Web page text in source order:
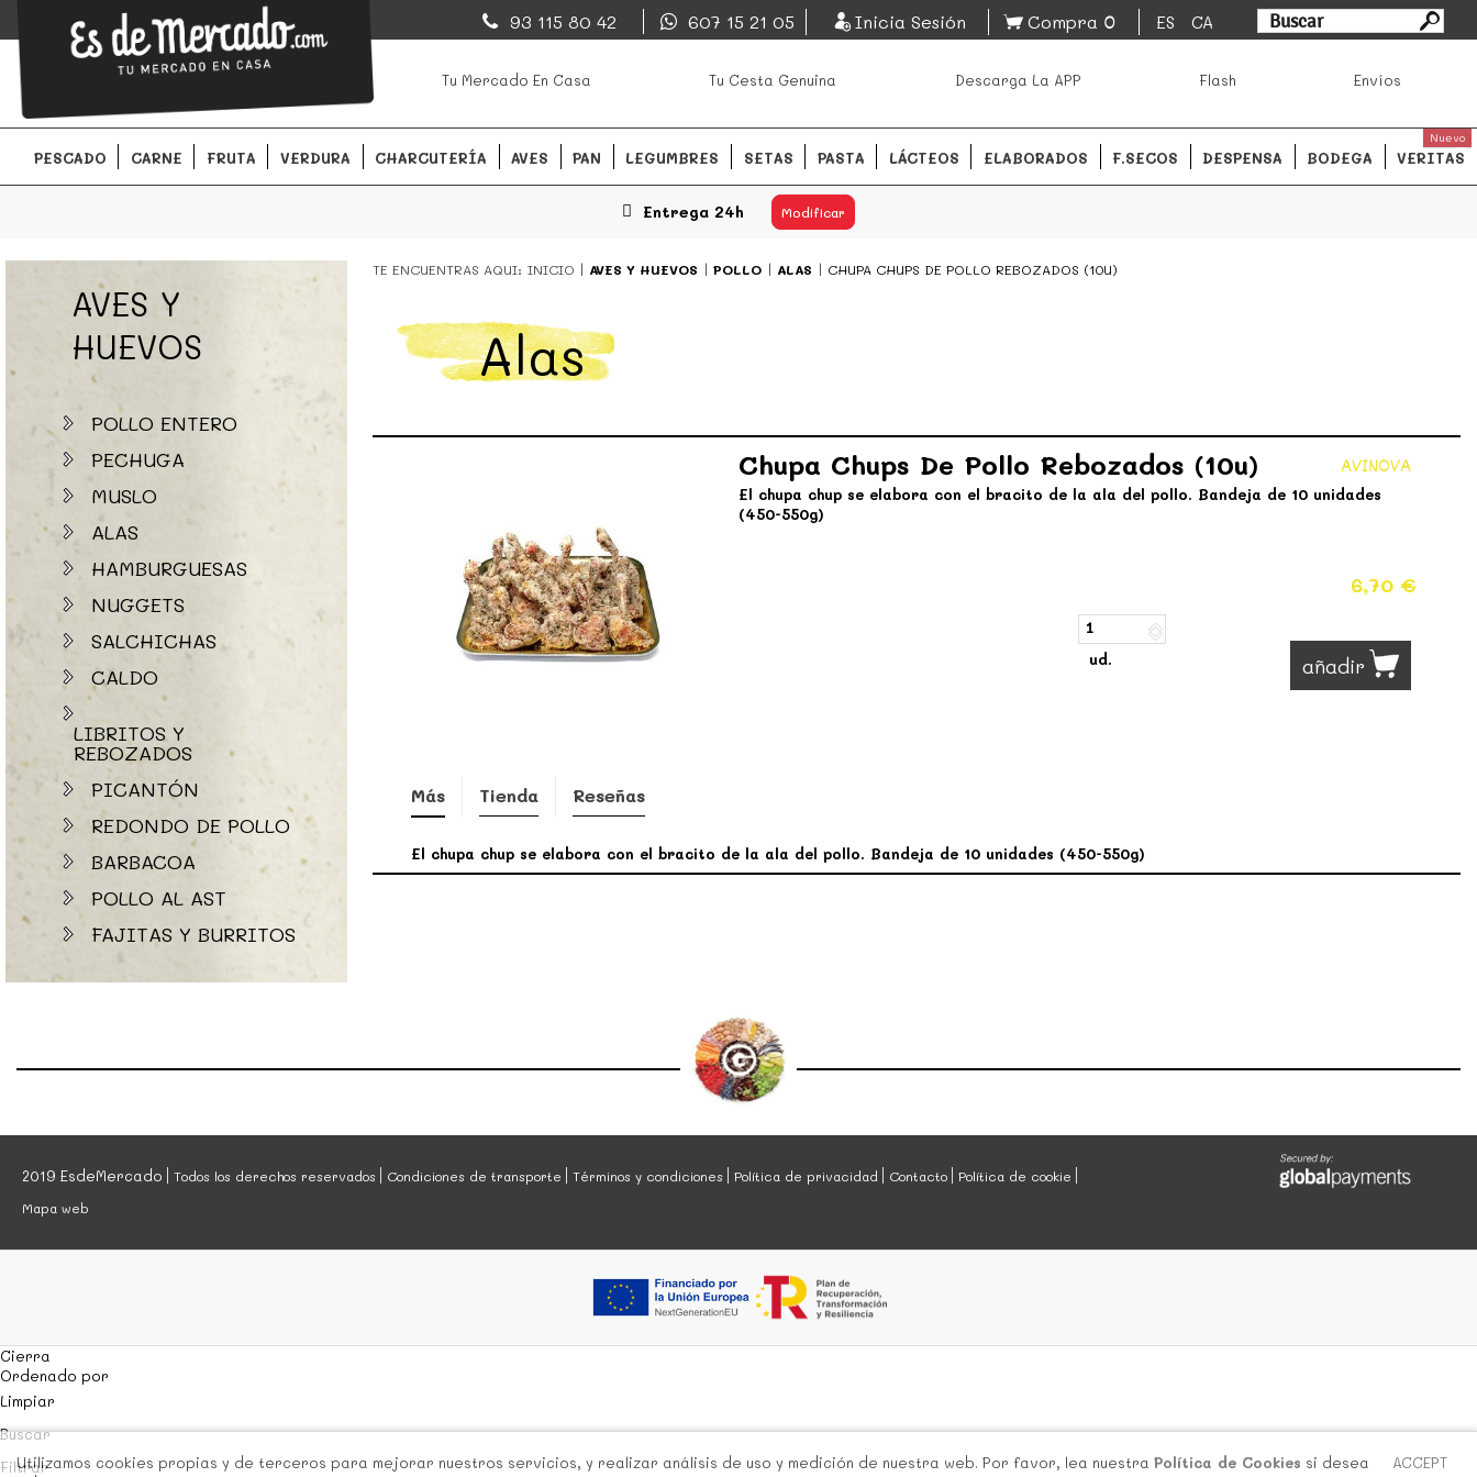
EsDeMercado.com
EsDeMercado.comte lleva a casa los mejores productos de los mejores mercados de
Barcelona y de productores locales.
EsDeMercado.com
Barcelona y de productores locales.
93 115 80 42 607 15 21 05 Inicia Sesión Compra 0 ES CA
Tu Mercado En Casa Tu Cesta Genuina Descarga La APP Flash Envíos
PESCADO CARNE FRUTA VERDURA CHARCUTERÍA AVES PAN LEGUMBRES SETAS PASTA LÁCTEOS ELABORADOS F.SECOS DESPENSA BODEGA VERITAS
Nuevo
Entrega 24h Modificar
AVES Y
HUEVOS
POLLO ENTERO
PECHUGA
MUSLO
ALAS
HAMBURGUESAS
NUGGETS
SALCHICHAS
CALDO
LIBRITOS Y
REBOZADOS
PICANTÓN
REDONDO DE POLLO
BARBACOA
POLLO AL AST
FAJITAS Y BURRITOS
TE ENCUENTRAS AQUI: INICIO AVES Y HUEVOS POLLO ALAS CHUPA CHUPS DE POLLO REBOZADOS (10U)
Alas
AVINOVA
Chupa Chups De Pollo Rebozados (10u)
El chupa chup se elabora con el bracito de la ala del pollo. Bandeja de 10 unidades
(450-550g)
6,70 €
ud. añadir
Más Tienda Reseñas
El chupa chup se elabora con el bracito de la ala del pollo. Bandeja de 10 unidades (450-550g)
2019 EsdeMercado Todos los derechos reservados Condiciones de transporte Términos y condiciones Política de privacidad Contacto
Política de cookie
Mapa web
ACCEPT
Utilizamos cookies propias y de terceros para mejorar nuestros servicios, y realizar análisis de uso y medición de nuestra web. Por favor, lea nuestra Política de Cookies si desea
Cierra
Ordenado por
Limpiar
Buscar
Filtrar